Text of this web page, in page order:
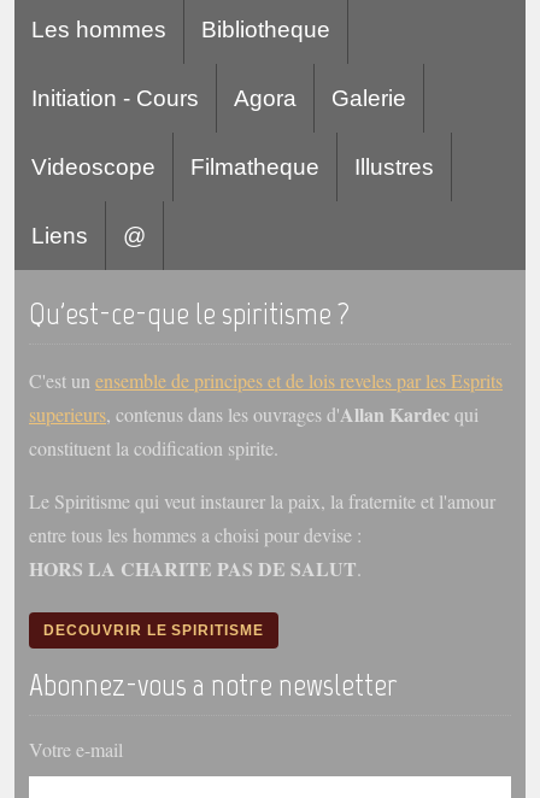
Les hommes Bibliotheque
Initiation - Cours Agora Galerie
Videoscope Filmatheque Illustres
Liens @
Qu'est-ce-que le spiritisme ?
C'est un ensemble de principes et de lois reveles par les Esprits
superieurs, contenus dans les ouvrages d'Allan Kardecqui
constituent la codification spirite.
Le Spiritisme qui veut instaurer la paix, la fraternite et l'amour
entre tous les hommes a choisi pour devise :
HORS LA CHARITE PAS DE SALUT.
DECOUVRIR LE SPIRITISME
Abonnez-vous a notre newsletter
Votre e-mail